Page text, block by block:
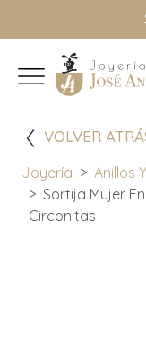
VOLVER
Joyería
Anillos
Sortija Mujer
Circonitas